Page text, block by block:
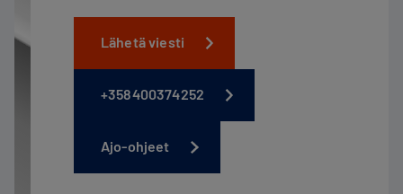
Lähetä viesti
+358400374252
Ajo-ohjeet